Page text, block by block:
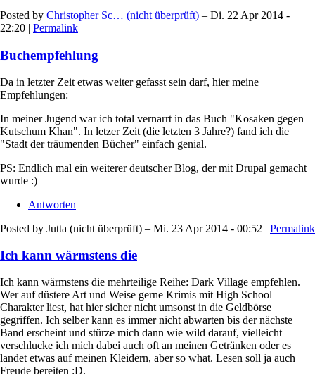
Posted by Christopher Sc… (nicht überprüft) – Di. 22 Apr 2014 -
22:20 | Permalink
Buchempfehlung
Da in letzter Zeit etwas weiter gefasst sein darf, hier meine
Empfehlungen:
In meiner Jugend war ich total vernarrt in das Buch "Kosaken gegen
Kutschum Khan". In letzer Zeit (die letzten 3 Jahre?) fand ich die
"Stadt der träumenden Bücher" einfach genial.
PS: Endlich mal ein weiterer deutscher Blog, der mit Drupal gemacht
wurde :)
Antworten
Posted by Jutta (nicht überprüft) – Mi. 23 Apr 2014 - 00:52 | Permalink
Ich kann wärmstens die
Ich kann wärmstens die mehrteilige Reihe: Dark Village empfehlen.
Wer auf düstere Art und Weise gerne Krimis mit High School
Charakter liest, hat hier sicher nicht umsonst in die Geldbörse
gegriffen. Ich selber kann es immer nicht abwarten bis der nächste
Band erscheint und stürze mich dann wie wild darauf, vielleicht
verschlucke ich mich dabei auch oft an meinen Getränken oder es
landet etwas auf meinen Kleidern, aber so what. Lesen soll ja auch
Freude bereiten :D.